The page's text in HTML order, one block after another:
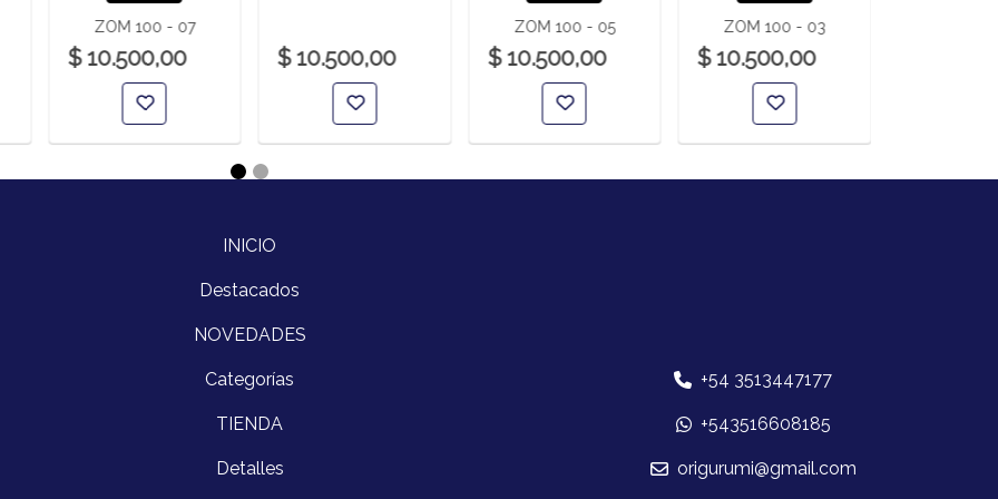
ZOM 100 - 07
$ 10.500,00 $ 10.500,00
ZOM 100 - 05
$ 10.500,00
ZOM 100 - 03
$ 10.500,00
INICIO
Destacados
NOVEDADES
Categorías
TIENDA
Detalles
+54 3513447177
+543516608185
origurumi@gmail.com